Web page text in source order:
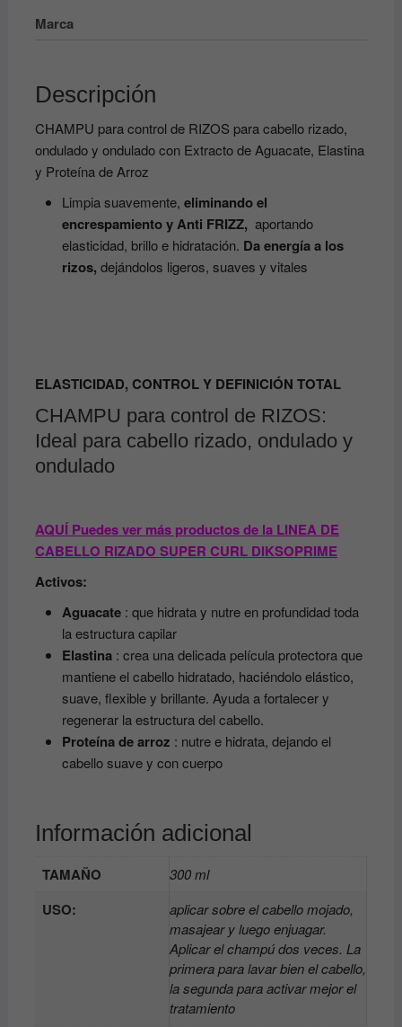
Marca
Descripción
CHAMPU para control de RIZOS para cabello rizado,
ondulado y ondulado con Extracto de Aguacate, Elastina
y Proteína de Arroz
Limpia suavemente, eliminando el
encrespamiento y Anti FRIZZ, aportando
elasticidad, brillo e hidratación. Da energía a los
rizos, dejándolos ligeros, suaves y vitales
ELASTICIDAD, CONTROLY DEFINICIÓN TOTAL
CHAMPU para control de RIZOS:
Ideal para cabello rizado, ondulado y
ondulado
AQUÍ Puedes ver más productos de la LINEA DE
CABELLO RIZADO SUPER CURL DIKSOPRIME
Activos:
Aguacate: que hidrata y nutre en profundidad toda
la estructura capilar
Elastina: crea una delicada película protectora que
mantiene el cabello hidratado, haciéndolo elástico,
suave, flexible y brillante. Ayuda a fortalecer y
regenerar la estructura del cabello.
Proteína de arroz : nutre e hidrata, dejando el
cabello suave y con cuerpo
Información adicional
TAMAÑO 300 ml
USO:
aplicar sobre el cabello mojado,
masajear y luego enjuagar.
Aplicar el champú dos veces. La
primera para lavar bien el cabello,
la segunda para activar mejor el
tratamiento